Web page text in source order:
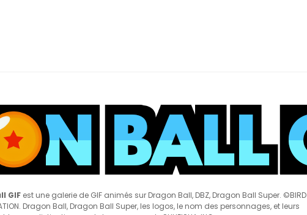
GIFest une galerie de GIF animés sur Dragon Ball, DBZ, Dragon Ball Super. ©BIRD
Dragon Ball, Dragon Ball Super, les logos, le nom des personnages, et leurs